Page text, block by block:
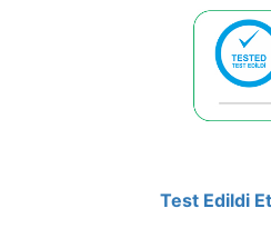
Test Edildi